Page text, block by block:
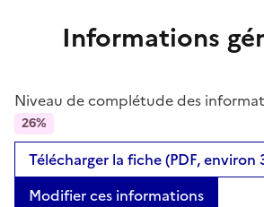
Informations
Niveau de complétude des
26%
Télécharger la fiche (PDF, environ
Modifier ces informations